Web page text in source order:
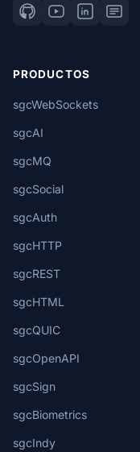
PRODUCTOS
sgcWebSockets
sgcAI
sgcMQ
sgcSocial
sgcAuth
sgcHTTP
sgcREST
sgcHTML
sgcQUIC
sgcOpenAPI
sgcSign
sgcBiometrics
sgcIndy